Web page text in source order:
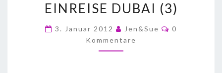
EINREISE DUBAI (3)
3. Januar 2012 Jen&Sue
0
Kommentare